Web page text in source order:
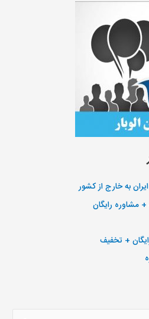
به خارج از کشور
مشاوره رایگان
+ تخفیف